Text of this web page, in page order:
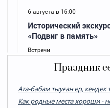
Праздник
Ата-бабам тыуған ер,
Как родные места хороши -